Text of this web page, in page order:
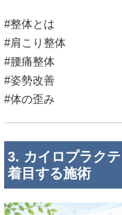
#整体とは
#肩こり整体
#腰痛整体
#姿勢改善
#体の歪み
3. カイロプラク
着目する施術